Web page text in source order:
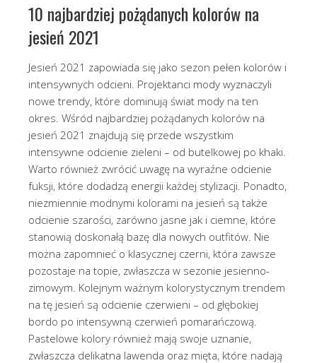
10 najbardziej pożądanych kolorów na
jesień 2021
Jesień 2021 zapowiada się jako sezon pełen kolorów i
intensywnych odcieni. Projektanci mody wyznaczyli
nowe trendy, które dominują świat mody na ten
okres. Wśród najbardziej pożądanych kolorów na
jesień 2021 znajdują się przede wszystkim
intensywne odcienie zieleni – od butelkowej po khaki.
Warto również zwrócić uwagę na wyraźne odcienie
fuksji, które dodadzą energii każdej stylizacji. Ponadto,
niezmiennie modnymi kolorami na jesień są także
odcienie szarości, zarówno jasne jak i ciemne, które
stanowią doskonałą bazę dla nowych outfitów. Nie
można zapomnieć o klasycznej czerni, która zawsze
pozostaje na topie, zwłaszcza w sezonie jesienno-
zimowym. Kolejnym ważnym kolorystycznym trendem
na tę jesień są odcienie czerwieni – od głębokiej
bordo po intensywną czerwień pomarańczową.
Pastelowe kolory również mają swoje uznanie,
zwłaszcza delikatna lawenda oraz mięta, które nadają